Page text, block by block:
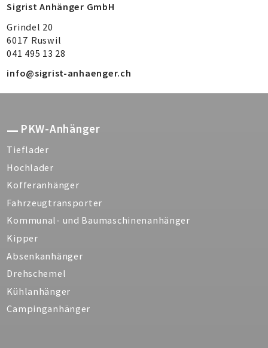
Sigrist Anhänger GmbH
Grindel 20
6017 Ruswil
041 495 13 28
info@sigrist-anhaenger.ch
PKW-Anhänger
Tieflader
Hochlader
Kofferanhänger
Fahrzeugtransporter
Kommunal- und Baumaschinenanhänger
Kipper
Absenkanhänger
Drehschemel
Kühlanhänger
Campinganhänger